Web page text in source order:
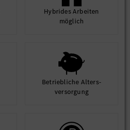
Hybrides Arbeiten
möglich
Betrieb­liche Alters­
ver­sorgung